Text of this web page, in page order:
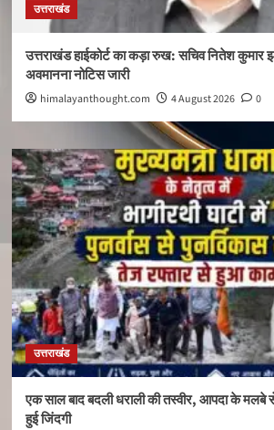
उत्तराखंड
उत्तराखंड हाईकोर्ट का कड़ा रुख: सचिव नितेश कुमार
अवमानना नोटिस जारी
himalayanthought.com 4 August 2026 0
उत्तराखंड
एक साल बाद बदली धराली की तस्वीर, आपदा के
हुई जिंदगी